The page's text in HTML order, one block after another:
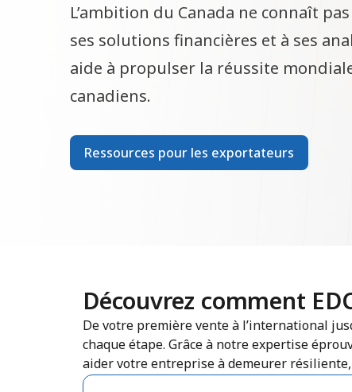
L’ambition du Canada ne connaît
ses solutions financières et à ses
aide à propulser la réussite
canadiens.
Ressources pour les exportateurs
Découvrez comment
De votre première vente à l’international
chaque étape. Grâce à notre expertise
aider votre entreprise à demeurer